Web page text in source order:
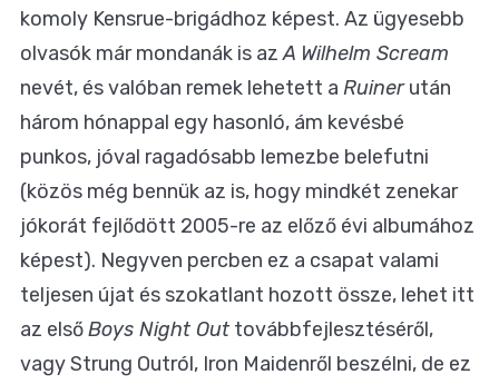
komoly Kensrue-brigádhoz képest. Az ügyesebb
olvasók már mondanák is azA Wilhelm Scream
nevét, és valóban remek lehetett a Ruinerután
három hónappal egy hasonló, ám kevésbé
punkos, jóval ragadósabb lemezbe belefutni
(közös még bennük az is, hogy mindkét zenekar
jókorát fejlődött 2005-re az előző évi albumához
képest). Negyven percben ez a csapat valami
teljesen újat és szokatlant hozott össze, lehet itt
az elsőBoys Night Out továbbfejlesztéséről,
vagy Strung Outról, Iron Maidenről beszélni, de ez